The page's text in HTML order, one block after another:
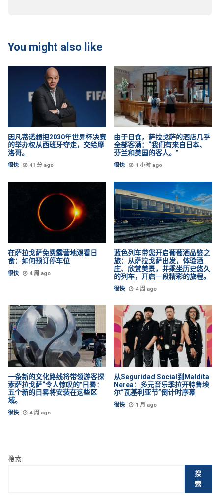
You might also like
因凡蒂诺想把2030年世界杯决赛
的举办权从西班牙夺走，交给摩
洛哥。
很快 41 分 ago
由于日食，萨拉戈萨的酒店几乎
全部客满：“我们有来自日本、
芬兰和美国的客人。”
很快 1 小时 ago
在萨拉戈萨免费露营地观看日
食：如何预订停车位
很快 4 周 ago
蓝色列车带您开启葡萄酒品鉴之
旅：从萨拉戈萨出发，体验酒
庄、欣赏美景，并乘坐历史悠久
的列车，开启一段精彩的旅程。
很快 4 周 ago
一条新的文化路线将带领游客探
索萨拉戈萨“令人惊叹的”日晷：
五个新的日晷将安装在这些区
域。
很快 4 周 ago
从Seguridad Social到Maldita
Nerea：多元音乐季拉开特鲁埃
尔“瓦基利亚节”倒计时序幕
很快 1 月 ago
搜索
搜
索